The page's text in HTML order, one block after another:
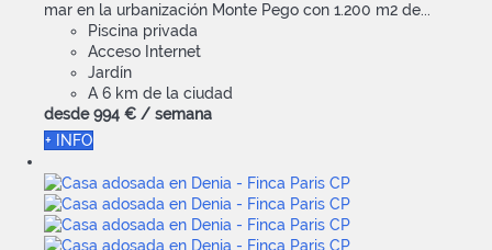
mar en la urbanización Monte Pego con 1.200 m2 de...
Piscina privada
Acceso Internet
Jardín
A 6 km de la ciudad
desde 994 € / semana
+ INFO